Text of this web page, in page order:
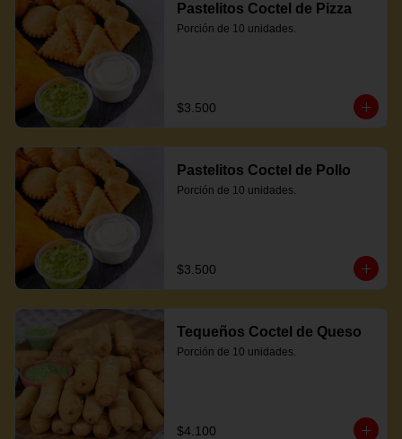
Pastelitos Coctel de Pizza
Porción de 10 unidades.
$3.500
Pastelitos Coctel de Pollo
Porción de 10 unidades.
$3.500
Tequeños Coctel de Queso
Porción de 10 unidades.
$4.100